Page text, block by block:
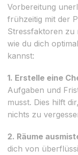
Vorbereitung
frühzeitig mit der
Stressfaktoren zu
wie du dich
kannst:
1. Erstelle eine
Aufgaben und
musst. Dies hilft
nichts zu
2. Räume
dich von